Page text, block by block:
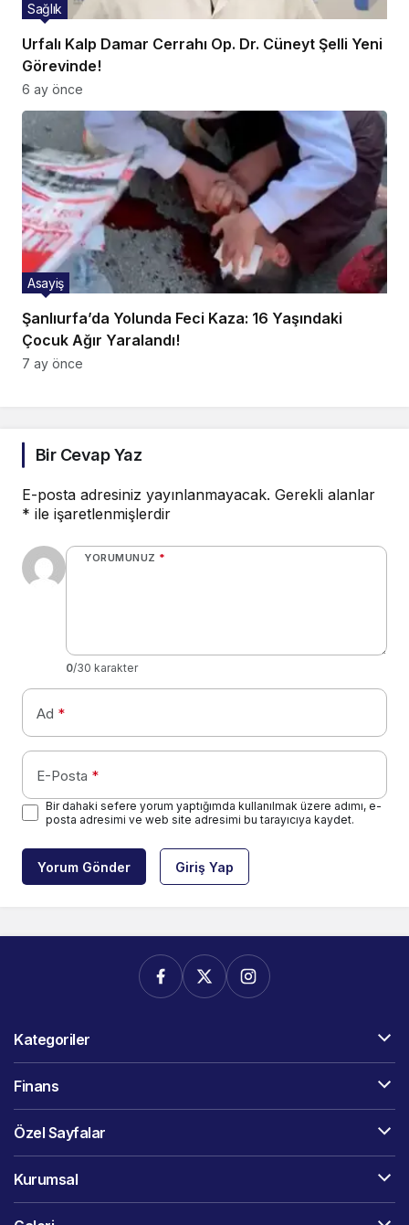
Urfalı Kalp Damar Cerrahı Op. Dr. Cüneyt Şelli Yeni
Görevinde!
Sağlık
6 ay önce
Şanlıurfa’da Yolunda Feci Kaza: 16 Yaşındaki
Çocuk Ağır Yaralandı!
Asayiş
7 ay önce
Bir Cevap Yaz
E-posta adresiniz yayınlanmayacak. Gerekli alanlar
* ile işaretlenmişlerdir
YORUMUNUZ *
0/30 karakter
Ad *
E-Posta *
Bir dahaki sefere yorum yaptığımda kullanılmak üzere adımı, e-
posta adresimi ve web site adresimi bu tarayıcıya kaydet.
Yorum Gönder Giriş Yap
Kategoriler
Finans
Özel Sayfalar
Kurumsal